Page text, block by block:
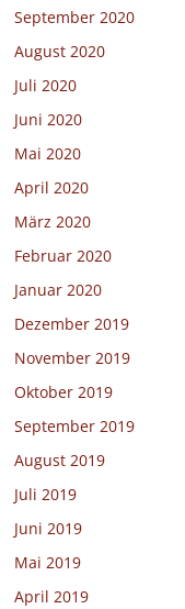
September 2020
August 2020
Juli 2020
Juni 2020
Mai 2020
April 2020
März 2020
Februar 2020
Januar 2020
Dezember 2019
November 2019
Oktober 2019
September 2019
August 2019
Juli 2019
Juni 2019
Mai 2019
April 2019